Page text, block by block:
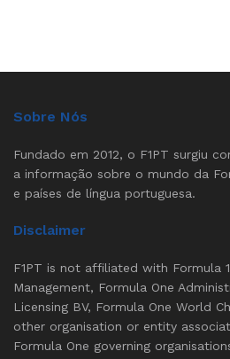
Sobre Nós
Fundado em 2012, o F1PT surgiu
a informação sobre o mundo da
e países de língua portuguesa.
Disclaimer
F1PT is not affiliated with Formula
Management, Formula One
Licensing BV, Formula One World
other organisation or entity
Formula One governing